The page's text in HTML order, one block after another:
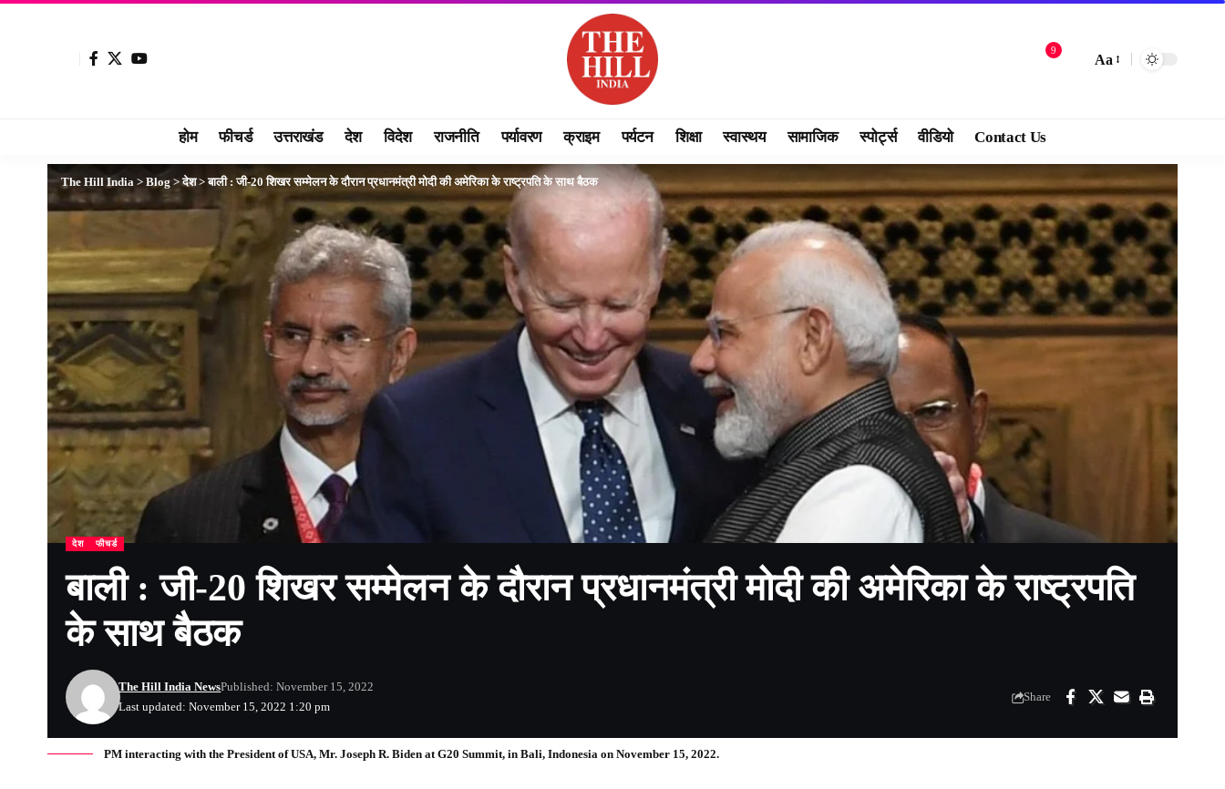
9
Aa
होम फीचर्ड उत्तराखंड देश विदेश राजनीति पर्यावरण क्राइम पर्यटन शिक्षा स्वास्थय सामाजिक स्पोर्ट्स वीडियो Contact Us
The Hill India > Blog >देश>बाली : जी-20 शिखर सम्मेलन के दौरान प्रधानमंत्री मोदी की अमेरिका के राष्ट्रपति के साथ बैठक
देश फीचर्ड
बाली : जी-20 शिखर सम्मेलन के दौरान प्रधानमंत्री मोदी की अमेरिका के राष्ट्रपति
के साथ बैठक
Last updated: November 15, 2022 1:20 pm
The Hill India NewsPublished: November 15, 2022
Share
PM interacting with the President of USA, Mr. Joseph R. Biden at G20 Summit, in Bali, Indonesia on November 15, 2022.